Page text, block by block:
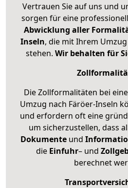
Vertrauen Sie auf uns und
sorgen für eine
Abwicklung aller
Inseln, die mit Ihrem
stehen. Wir behalten für
Die Zollformalitäten bei
Umzug nach Färöer-Inseln
und erfordern oft eine
um sicherzustellen, dass
Dokumenteund
die Einfuhr– und
berechnet